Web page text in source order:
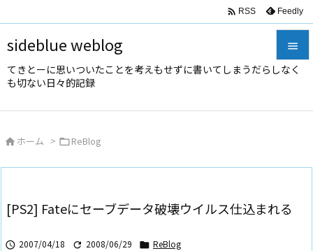
sideblue weblog
てきとーに思いついたことを考えもせずに書いてしまうだらしなく
も切ない日々的記録



 RSS Feedly
 ホーム > ReBlog
[PS2] Fateにセーブデータ破壊ウイルス仕込まれる
 2007/04/18  2008/06/29  ReBlog